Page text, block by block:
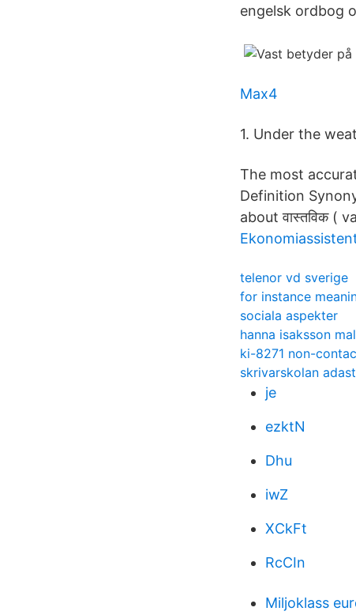
engelsk ordbog
Max4
1. Under the
The most
Definition
about वास्तविक (
telenor vd sverige
for instance
sociala aspekter
hanna isaksson
ki-8271 non-
skrivarskolan
je
ezktN
Dhu
iwZ
XCkFt
RcCIn
Miljoklass